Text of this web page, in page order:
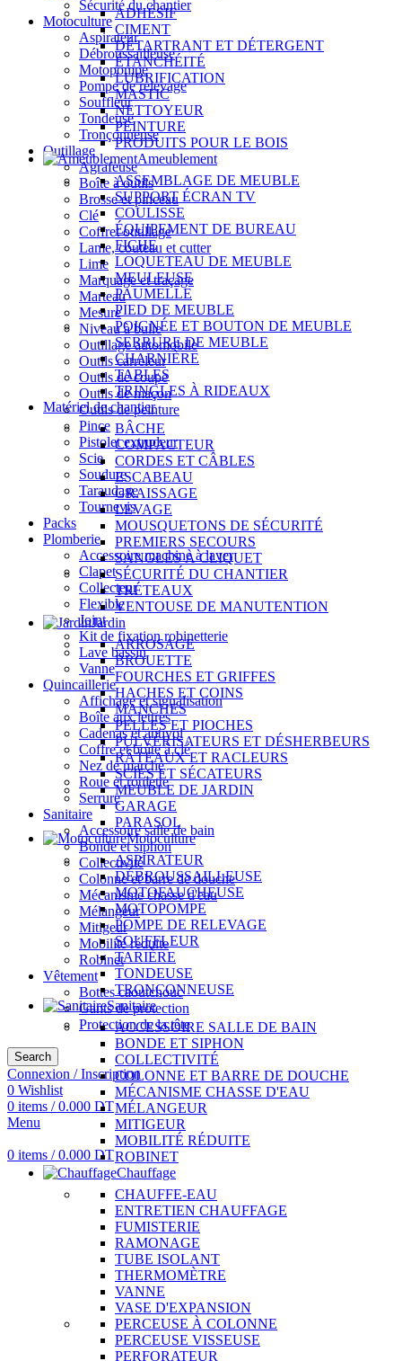
Sécurité du chantier
Motoculture
Aspirateur
Débroussailleuse
Motopompe
Pompe de relevage
Souffleur
Tondeuse
Tronçonneuse
Outillage
Agrafeuse
Boîte à outils
Brosse et pinceau
Clé
Coffret outillage
Lame, couteau et cutter
Lime
Marquage et traçage
Marteau
Mesure
Niveau à bulle
Outillage automobile
Outils carreleur
Outils de coupe
Outils de maçon
Outils de peinture
Pince
Pistolet extrudeur
Scie
Soudure
Taraudage
Tournevis
Packs
Plomberie
Accessoire machine à laver
Clapet
Collecteur
Flexible
Joint
Kit de fixation robinetterie
Lave bassin
Vanne
Quincaillerie
Affichage et signalisation
Boîte aux lettres
Cadenas et antivol
Coffre et boîte à clé
Nez de marche
Roue et roulette
Serrure
Sanitaire
Accessoire salle de bain
Bonde et siphon
Collectivité
Colonne et barre de douche
Mécanisme chasse d'eau
Mélangeur
Mitigeur
Mobilité réduite
Robinet
Vêtement
Bottes caoutchouc
Gants de protection
Protection de la tête
Search
Connexion / Inscription
0 Wishlist
0 items / 0.000 DT
Menu
0 items / 0.000 DT
ADHÉSIF
CIMENT
DÉTARTRANT ET DÉTERGENT
ÉTANCHÉITÉ
LUBRIFICATION
MASTIC
NETTOYEUR
PEINTURE
PRODUITS POUR LE BOIS
Ameublement
ASSEMBLAGE DE MEUBLE
SUPPORT ÉCRAN TV
COULISSE
ÉQUIPEMENT DE BUREAU
FICHE
LOQUETEAU DE MEUBLE
MEULEUSE
PAUMELLE
PIED DE MEUBLE
POIGNÉE ET BOUTON DE MEUBLE
SERRURE DE MEUBLE
CHARNIÈRE
TABLES
TRINGLES À RIDEAUX
Matériel de chantier
BÂCHE
COMPACTEUR
CORDES ET CÂBLES
ESCABEAU
GRAISSAGE
LEVAGE
MOUSQUETONS DE SÉCURITÉ
PREMIERS SECOURS
SANGLES À CLIQUET
SÉCURITÉ DU CHANTIER
TRÉTEAUX
VENTOUSE DE MANUTENTION
Jardin
ARROSAGE
BROUETTE
FOURCHES ET GRIFFES
HACHES ET COINS
MANCHES
PELLES ET PIOCHES
PULVÉRISATEURS ET DÉSHERBEURS
RÂTEAUX ET RACLEURS
SCIES ET SÉCATEURS
MEUBLE DE JARDIN
GARAGE
PARASOL
Motoculture
ASPIRATEUR
DÉBROUSSAILLEUSE
MOTOFAUCHEUSE
MOTOPOMPE
POMPE DE RELEVAGE
SOUFFLEUR
TARIÈRE
TONDEUSE
TRONÇONNEUSE
Sanitaire
ACCESSOIRE SALLE DE BAIN
BONDE ET SIPHON
COLLECTIVITÉ
COLONNE ET BARRE DE DOUCHE
MÉCANISME CHASSE D'EAU
MÉLANGEUR
MITIGEUR
MOBILITÉ RÉDUITE
ROBINET
Chauffage
CHAUFFE-EAU
ENTRETIEN CHAUFFAGE
FUMISTERIE
RAMONAGE
TUBE ISOLANT
THERMOMÈTRE
VANNE
VASE D'EXPANSION
PERCEUSE À COLONNE
PERCEUSE VISSEUSE
PERFORATEUR